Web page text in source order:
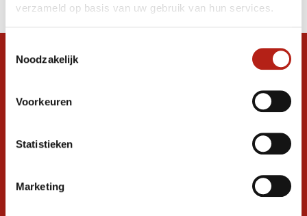
verzameld op basis van uw gebruik van hun services.
Noodzakelijk
Voorkeuren
Statistieken
Marketing
Sorteren op
Snel antwoord op je vraag?
graag verder. 24/7
Ontvang de nieuwste aanbiedingen en